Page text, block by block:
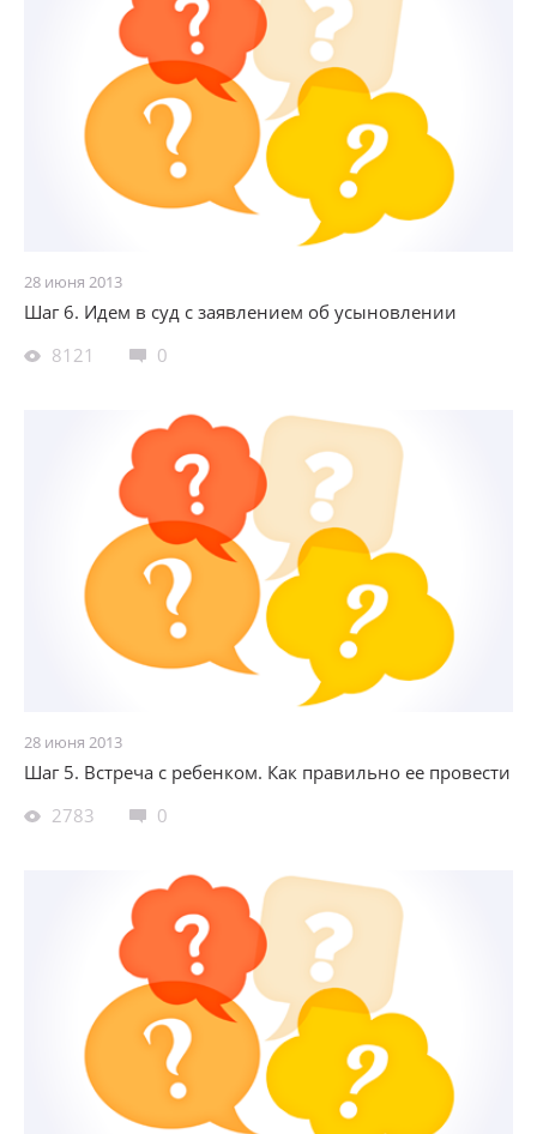
28 июня 2013
Шаг 6. Идем в суд с заявлением об усыновлении
8121
0
28 июня 2013
Шаг 5. Встреча с ребенком. Как правильно ее провести
2783
0